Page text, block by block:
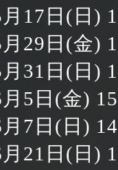
17日(日)
29日(金)
31日(日)
5日(金)
7日(日)
21日(日)